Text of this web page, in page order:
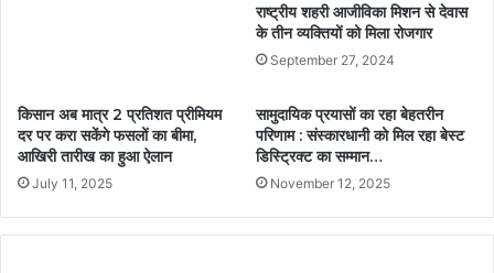
राष्ट्रीय शहरी आजीविका मिशन से देवास
के तीन व्यक्तियों को मिला रोजगार
September 27, 2024
किसान अब मात्र 2 प्रतिशत प्रीमियम
दर पर करा सकेंगे फसलों का बीमा,
आखिरी तारीख का हुआ ऐलान
July 11, 2025
सामुदायिक प्रयासों का रहा बेहतरीन
परिणाम : संस्कारधानी को मिल रहा बेस्ट
डिस्ट्रिक्ट का सम्मान…
November 12, 2025